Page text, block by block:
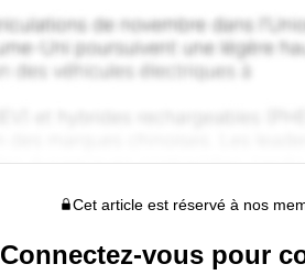
Cet article est réservé à nos
Connectez-vous pour